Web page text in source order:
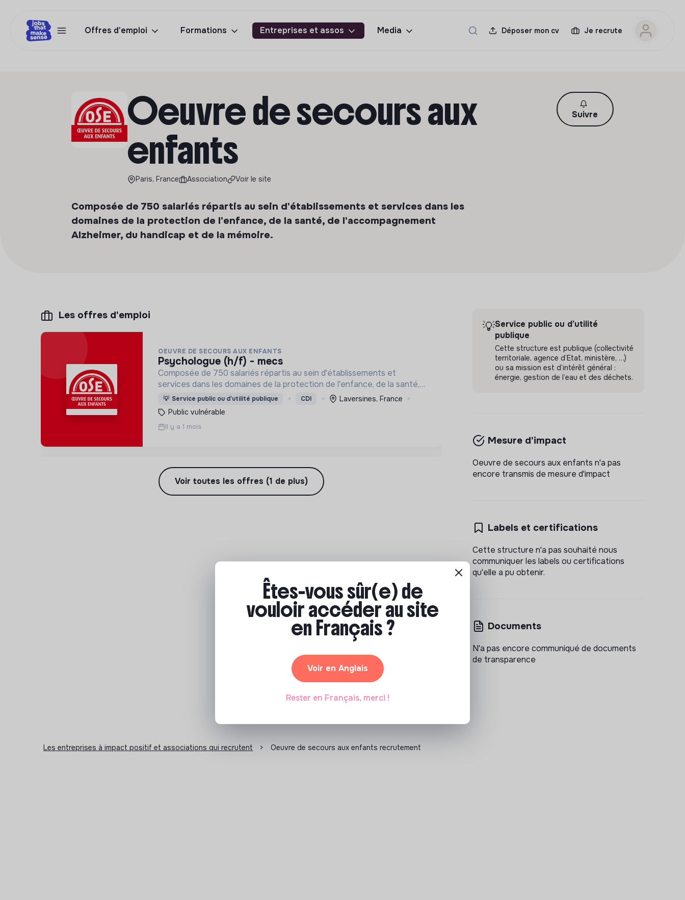
Offres d'emploi Formations Entreprises et assos Media Déposer mon cv Je recrute
Oeuvre de secours aux
enfants
Paris, France Association Voir le site
Suivre
Composée de 750 salariés répartis au sein d'établissements et services dans les
domaines de la protection de l'enfance, de la santé, de l'accompagnement
Alzheimer, du handicap et de la mémoire.
Les offres d'emploi
OEUVRE DE SECOURS AUX ENFANTS
psychologue (h/f) - mecs
Composée de 750 salariés répartis au sein d'établissements et
services dans les domaines de la protection de l'enfance, de la santé,
de l'accompagnement Alzheimer, du handicap et de la mémoire.
💡 Service public ou d’utilité publique CDI
Laversines, France
Public vulnérable
Il y a 1 mois
Voir toutes les offres (1 de plus)
💡Service public ou d’utilité
publique
Cette structure est publique (collectivité
territoriale, agence d’Etat, ministère, …)
ou sa mission est d’intérêt général :
énergie, gestion de l’eau et des déchets.
Mesure d'impact
Oeuvre de secours aux enfants n'a pas
encore transmis de mesure d'impact
Labels et certifications
Cette structure n'a pas souhaité nous
communiquer les labels ou certifications
qu'elle a pu obtenir.
Documents
N'a pas encore communiqué de documents
de transparence
Les entreprises à impact positif et associations qui recrutent > Oeuvre de secours aux enfants recrutement
Êtes-vous sûr(e) de
vouloir accéder au site
en Français ?
Voir en Anglais
Rester en Français, merci !